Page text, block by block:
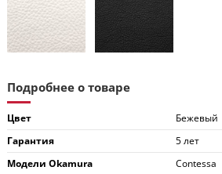
Подробнее о товаре
Цвет
Бежевый
Гарантия
5 лет
Модели Okamura
Contessa